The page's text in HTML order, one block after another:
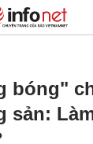
bóng"
sản: